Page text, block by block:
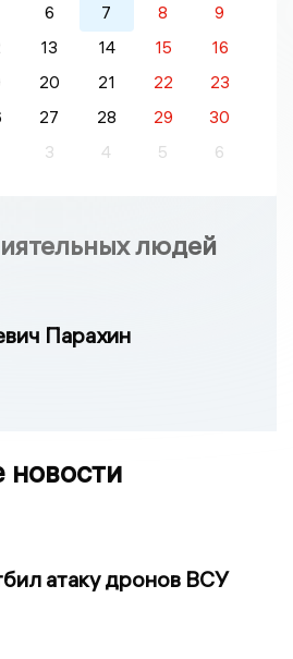
6 7 8
9
13 14 15
16
20 21 22
23
27 28 29
30
3 4 5 6
людей
Парахин
новости
атаку дронов ВСУ